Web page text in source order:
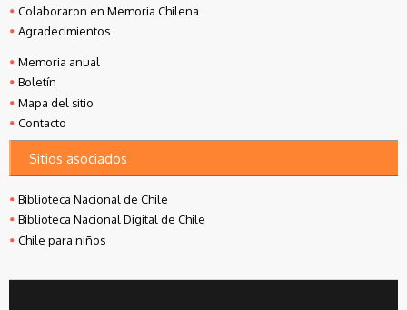
Colaboraron en Memoria Chilena
Agradecimientos
Memoria anual
Boletín
Mapa del sitio
Contacto
Sitios asociados
Biblioteca Nacional de Chile
Biblioteca Nacional Digital de Chile
Chile para niños